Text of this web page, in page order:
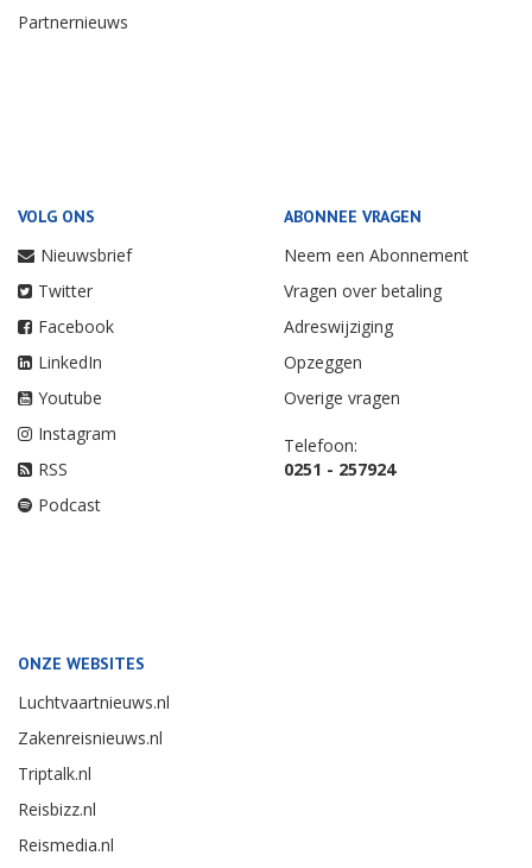
Partnernieuws
VOLG ONS
Nieuwsbrief
Twitter
Facebook
LinkedIn
Youtube
Instagram
RSS
Podcast
ABONNEE VRAGEN
Neem een Abonnement
Vragen over betaling
Adreswijziging
Opzeggen
Overige vragen
Telefoon:
0251 - 257924
ONZE WEBSITES
Luchtvaartnieuws.nl
Zakenreisnieuws.nl
Triptalk.nl
Reisbizz.nl
Reismedia.nl